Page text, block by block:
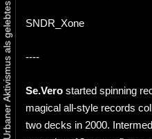
SNDR_Xone
----
Se.Vero started spinning
magical all-style records
two decks in 2000.